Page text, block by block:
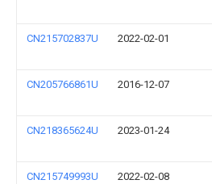
CN215702837U 2022-02-01
CN205766861U 2016-12-07
CN218365624U 2023-01-24
CN215749993U 2022-02-08